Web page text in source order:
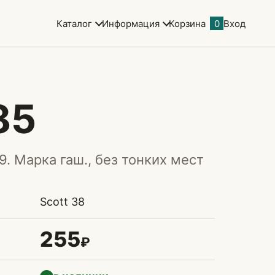
Каталог Информация Корзина 0 Вход
Марка гаш., без тонких мест
Scott 38
255₽